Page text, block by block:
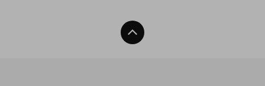
Back To Top